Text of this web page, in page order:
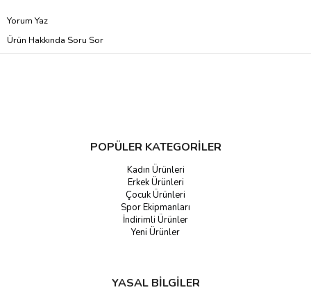
Yorum Yaz
Ürün Hakkında Soru Sor
POPÜLER KATEGORİLER
Kadın Ürünleri
Erkek Ürünleri
Çocuk Ürünleri
Spor Ekipmanları
İndirimli Ürünler
Yeni Ürünler
YASAL BİLGİLER